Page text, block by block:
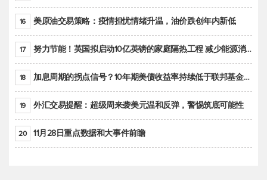
16 美原油交易策略：疫情担忧情绪升温，油价跌创年内新低
17 努力节能！英国拟启动10亿英镑的家庭隔热工程 减少能源消耗
18 加息周期的拐点信号？10年期美债收益率持续低于联邦基金利率目标区间
19 外汇交易提醒：超级周来袭美元温和反弹，警惕筑底可能性
20 11月28日重点数据和大事件前瞻